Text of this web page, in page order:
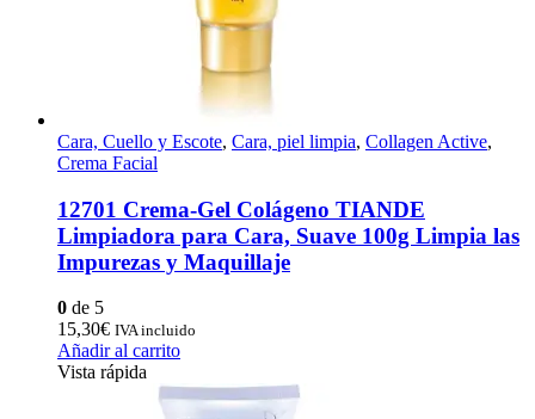
Cara, Cuello y Escote, Cara, piel limpia, Collagen Active,
Crema Facial
12701 Crema-Gel Colágeno TIANDE
Limpiadora para Cara, Suave 100g Limpia las
Impurezas y Maquillaje
0 de 5
15,30€ IVA incluido
Añadir al carrito
Vista rápida